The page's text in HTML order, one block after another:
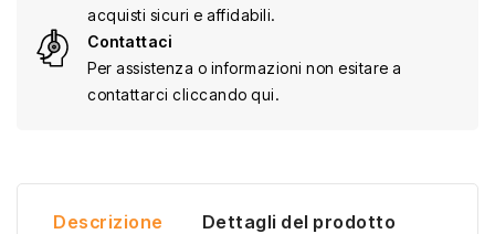
acquisti sicuri e affidabili.
Contattaci
Per assistenza o informazioni non esitare a
contattarci cliccando qui.
Descrizione Dettagli del prodotto